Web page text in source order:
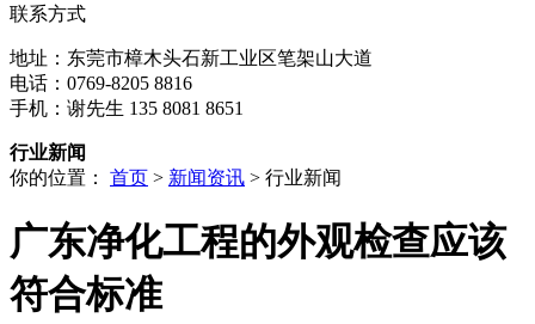
联系方式
地址：东莞市樟木头石新工业区笔架山大道
电话：0769-8205 8816
手机：谢先生 135 8081 8651
行业新闻
你的位置： 首页 > 新闻资讯 > 行业新闻
广东净化工程的外观检查应该
符合标准